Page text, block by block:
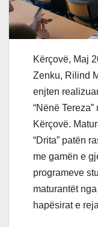
Kërçovë, Maj
Zenku, Rilind
enjten
“Nënë
Kërçovë.
“Drita” patën
me gamën e
programeve
maturantët
hapësirat e